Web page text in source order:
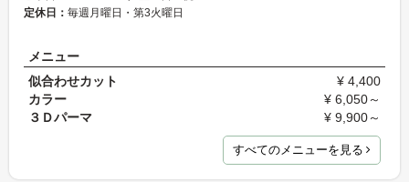
定休日： 毎週月曜日・第3火曜日
メニュー
似合わせカット
¥ 4,400
カラー
¥ 6,050～
３Ｄパーマ
¥ 9,900～
すべてのメニューを見る